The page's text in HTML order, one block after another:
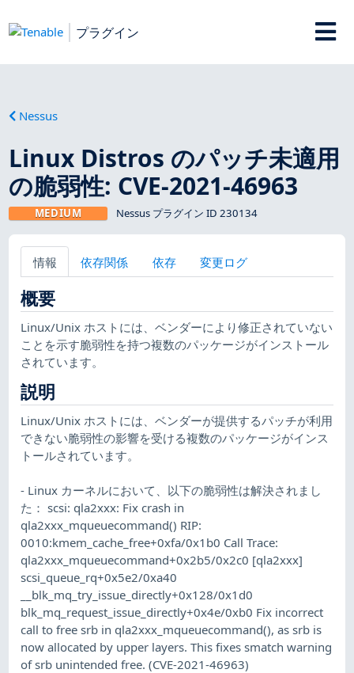
プラグイン
Nessus
Linux Distros のパッチ未適用
の脆弱性: CVE-2021-46963
MEDIUM Nessus プラグイン ID 230134
情報 依存関係 依存 変更ログ
概要
Linux/Unix ホストには、ベンダーにより修正されていない
ことを示す脆弱性を持つ複数のパッケージがインストール
されています。
説明
Linux/Unix ホストには、ベンダーが提供するパッチが利用
できない脆弱性の影響を受ける複数のパッケージがインス
トールされています。
- Linux カーネルにおいて、以下の脆弱性は解決されまし
た： scsi: qla2xxx: Fix crash in
qla2xxx_mqueuecommand() RIP:
0010:kmem_cache_free+0xfa/0x1b0 Call Trace:
qla2xxx_mqueuecommand+0x2b5/0x2c0 [qla2xxx]
scsi_queue_rq+0x5e2/0xa40
__blk_mq_try_issue_directly+0x128/0x1d0
blk_mq_request_issue_directly+0x4e/0xb0 Fix incorrect
call to free srb in qla2xxx_mqueuecommand(), as srb is
now allocated by upper layers. This fixes smatch warning
of srb unintended free. (CVE-2021-46963)